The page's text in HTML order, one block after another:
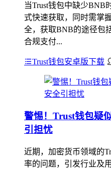
当Trust钱包中缺少BNB
式快速获取，同时需掌
全，获取BNB的途径包
合规支付...
Trust钱包安卓版下载
警惕！Trust钱包疑
引担忧
近期，加密货币领域的
率的问题，引发行业及